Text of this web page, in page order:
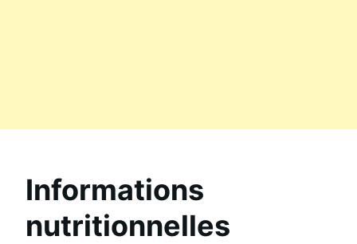
Informations
nutritionnelles